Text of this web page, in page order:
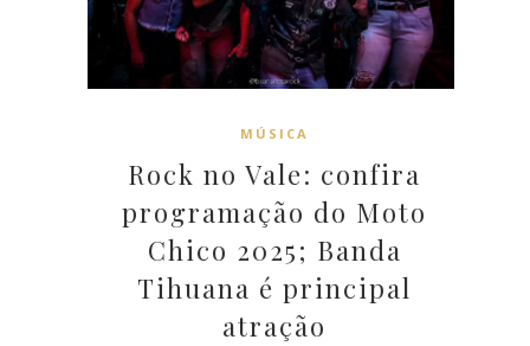
MÚSICA
Rock no Vale: confira
programação do Moto
Chico 2025; Banda
Tihuana é principal
atração